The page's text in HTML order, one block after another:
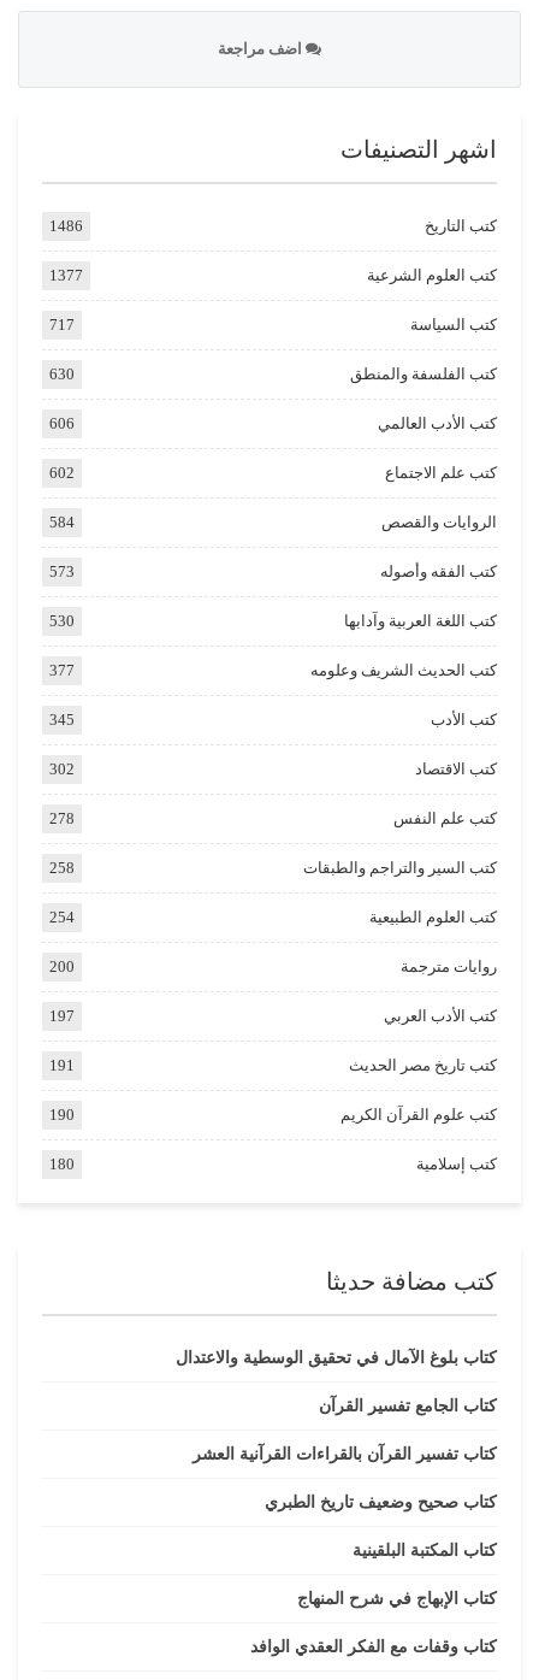
اضف مراجعة
اشهر التصنيفات
كتب التاريخ 1486
كتب العلوم الشرعية 1377
كتب السياسة 717
كتب الفلسفة والمنطق 630
كتب الأدب العالمي 606
كتب علم الاجتماع 602
الروايات والقصص 584
كتب الفقه وأصوله 573
كتب اللغة العربية وآدابها 530
كتب الحديث الشريف وعلومه 377
كتب الأدب 345
كتب الاقتصاد 302
كتب علم النفس 278
كتب السير والتراجم والطبقات 258
كتب العلوم الطبيعية 254
روايات مترجمة 200
كتب الأدب العربي 197
كتب تاريخ مصر الحديث 191
كتب علوم القرآن الكريم 190
كتب إسلامية 180
كتب مضافة حديثا
كتاب بلوغ الآمال في تحقيق الوسطية والاعتدال
كتاب الجامع تفسير القرآن
كتاب تفسير القرآن بالقراءات القرآنية العشر
كتاب صحيح وضعيف تاريخ الطبري
كتاب المكتبة البلقينية
كتاب الإبهاج في شرح المنهاج
كتاب وقفات مع الفكر العقدي الوافد